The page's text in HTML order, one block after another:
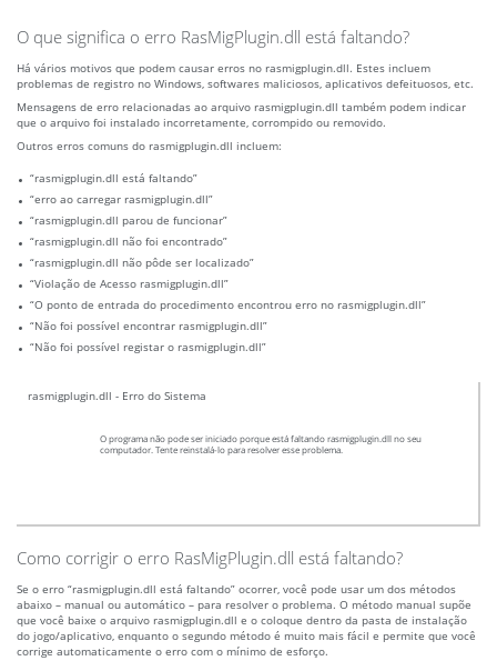
O que significa o erro RasMigPlugin.dll está faltando?
Há vários motivos que podem causar erros no rasmigplugin.dll. Estes incluem
problemas de registro no Windows, softwares maliciosos, aplicativos defeituosos, etc.
Mensagens de erro relacionadas ao arquivo rasmigplugin.dll também podem indicar
que o arquivo foi instalado incorretamente, corrompido ou removido.
Outros erros comuns do rasmigplugin.dll incluem:
“rasmigplugin.dll está faltando”
“erro ao carregar rasmigplugin.dll”
“rasmigplugin.dll parou de funcionar”
“rasmigplugin.dll não foi encontrado”
“rasmigplugin.dll não pôde ser localizado”
“Violação de Acesso rasmigplugin.dll”
“O ponto de entrada do procedimento encontrou erro no rasmigplugin.dll”
“Não foi possível encontrar rasmigplugin.dll”
“Não foi possível registar o rasmigplugin.dll”
rasmigplugin.dll - Erro do Sistema
O programa não pode ser iniciado porque está faltando rasmigplugin.dll no seu
computador. Tente reinstalá-lo para resolver esse problema.
Como corrigir o erro RasMigPlugin.dll está faltando?
Se o erro “rasmigplugin.dll está faltando” ocorrer, você pode usar um dos métodos
abaixo – manual ou automático – para resolver o problema. O método manual supõe
que você baixe o arquivo rasmigplugin.dll e o coloque dentro da pasta de instalação
do jogo/aplicativo, enquanto o segundo método é muito mais fácil e permite que você
corrige automaticamente o erro com o mínimo de esforço.